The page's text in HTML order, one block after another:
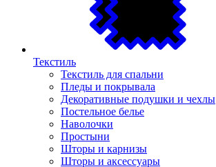
Текстиль
Текстиль для спальни
Пледы и покрывала
Декоративные подушки и чехлы
Постельное белье
Наволочки
Простыни
Шторы и карнизы
Шторы и аксессуары